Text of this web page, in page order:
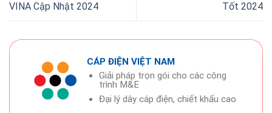
VINA Cập Nhật 2024
Tốt 2024
CÁP ĐIỆN VIỆT NAM
Giải pháp trọn gói cho các công
trình M&E
Đại lý dây cáp điện, chiết khấu cao